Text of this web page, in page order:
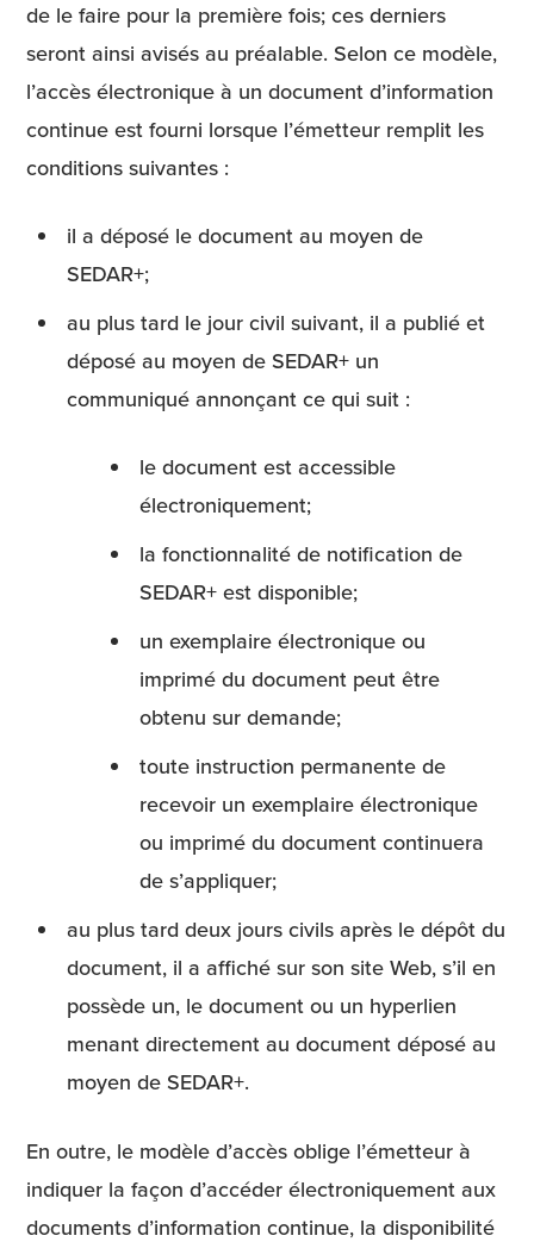
de le faire pour la première fois; ces derniers
seront ainsi avisés au préalable. Selon ce modèle,
l’accès électronique à un document d’information
continue est fourni lorsque l’émetteur remplit les
conditions suivantes :
il a déposé le document au moyen de
SEDAR+;
au plus tard le jour civil suivant, il a publié et
déposé au moyen de SEDAR+ un
communiqué annonçant ce qui suit :
le document est accessible
électroniquement;
la fonctionnalité de notification de
SEDAR+ est disponible;
un exemplaire électronique ou
imprimé du document peut être
obtenu sur demande;
toute instruction permanente de
recevoir un exemplaire électronique
ou imprimé du document continuera
de s’appliquer;
au plus tard deux jours civils après le dépôt du
document, il a affiché sur son site Web, s’il en
possède un, le document ou un hyperlien
menant directement au document déposé au
moyen de SEDAR+.
En outre, le modèle d’accès oblige l’émetteur à
indiquer la façon d’accéder électroniquement aux
documents d’information continue, la disponibilité